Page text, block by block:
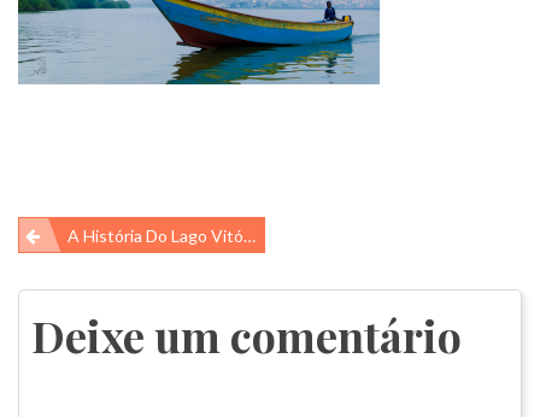
Navegação
de
Post
A História Do Lago Vitória
Deixe um comentário